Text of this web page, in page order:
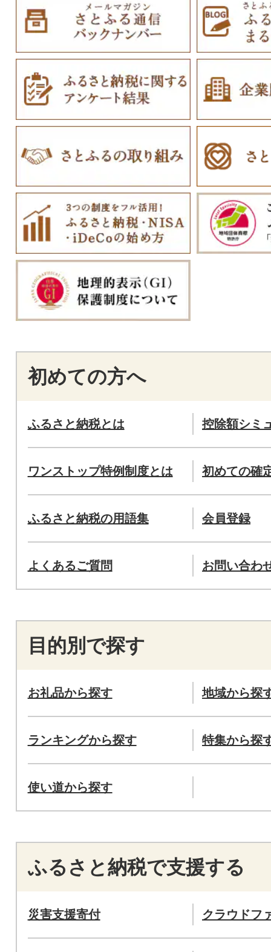
初めての方へ
ふるさと納税とは 控除額シミ
ワンストップ特例制度とは 初めての確
ふるさと納税の用語集 会員登録
よくあるご質問 お問い合わ
目的別で探す
お礼品から探す 地域から探
ランキングから探す 特集から探
使い道から探す
ふるさと納税で支援する
災害支援寄付 クラウドフ